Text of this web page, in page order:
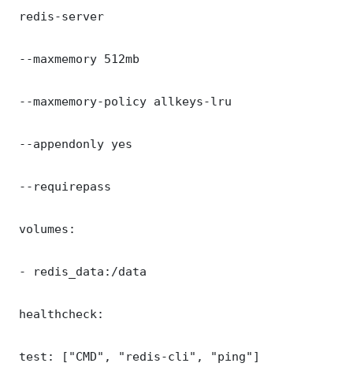
redis-server
--maxmemory 512mb
--maxmemory-policy allkeys-lru
--appendonly yes
--requirepass
volumes:
- redis_data:/data
healthcheck:
test: ["CMD", "redis-cli", "ping"]